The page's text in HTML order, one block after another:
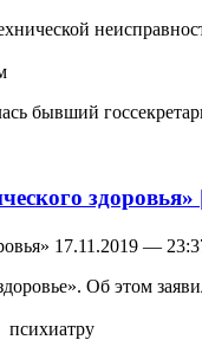
бывший
17.11.2019 —
Об этом